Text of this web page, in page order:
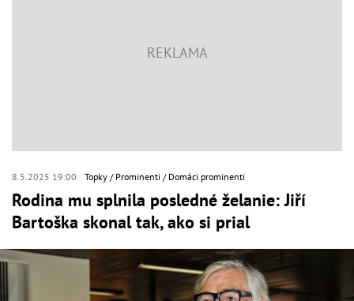
8.5.2025 19:00 Topky Prominenti Domáci prominenti
Rodina mu splnila posledné želanie: Jiří
Bartoška skonal tak, ako si prial